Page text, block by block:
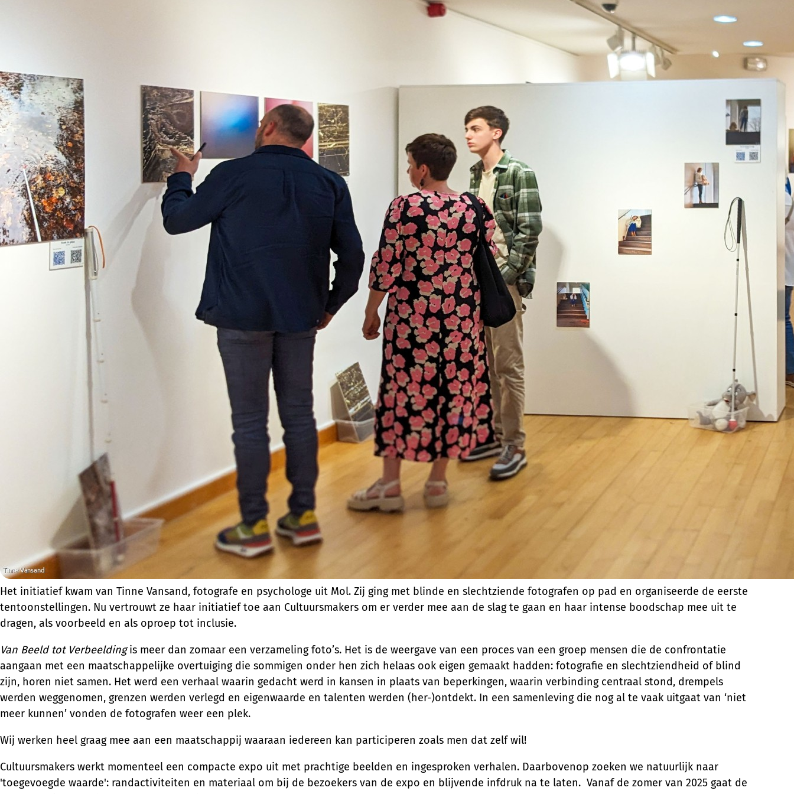
Het initiatief kwam van Tinne Vansand, fotografe en psychologe uit Mol. Zij ging met blinde en slechtziende fotografen op pad en organiseerde de eerste
tentoonstellingen. Nu vertrouwt ze haar initiatief toe aan Cultuursmakers om er verder mee aan de slag te gaan en haar intense boodschap mee uit te
dragen, als voorbeeld en als oproep tot inclusie.
Van Beeld tot Verbeeldingis meer dan zomaar een verzameling foto’s. Het is de weergave van een proces van een groep mensen die de confrontatie
aangaan met een maatschappelijke overtuiging die sommigen onder hen zich helaas ook eigen gemaakt hadden: fotografie en slechtziendheid of blind
zijn, horen niet samen. Het werd een verhaal waarin gedacht werd in kansen in plaats van beperkingen, waarin verbinding centraal stond, drempels
werden weggenomen, grenzen werden verlegd en eigenwaarde en talenten werden (her-)ontdekt. In een samenleving die nog al te vaak uitgaat van ‘niet
meer kunnen’ vonden de fotografen weer een plek.
Wij werken heel graag mee aan een maatschappij waaraan iedereen kan participeren zoals men dat zelf wil!
Cultuursmakers werkt momenteel een compacte expo uit met prachtige beelden en ingesproken verhalen. Daarbovenop zoeken we natuurlijk naar
'toegevoegde waarde': randactiviteiten en materiaal om bij de bezoekers van de expo en blijvende infdruk na te laten. Vanaf de zomer van 2025 gaat de